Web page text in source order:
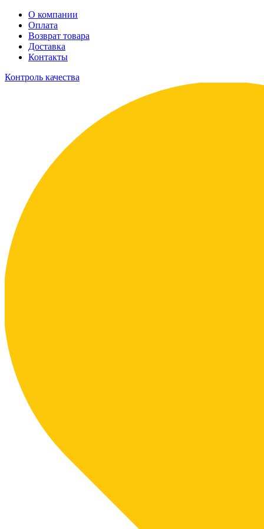
О компании
Оплата
Возврат товара
Доставка
Контакты
Контроль качества